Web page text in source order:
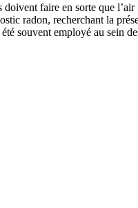
faire en sorte que
radon, recherchant la
souvent employé au sein